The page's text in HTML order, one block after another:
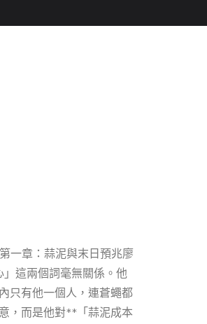
一章：蒜泥與末日預兆廖
這兩個詞毫無關係。他
只有他一個人，連蒼蠅都
，而是他對**「蒜泥成本